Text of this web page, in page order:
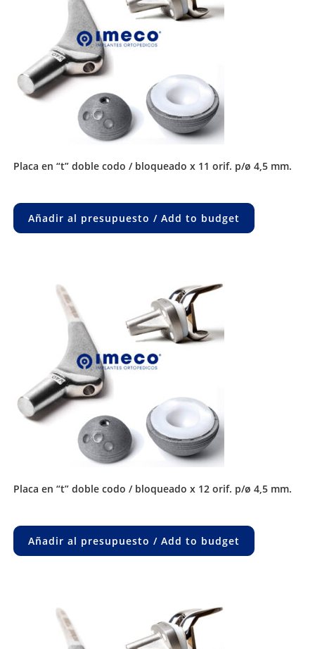
placa en “t” doble codo / bloqueado x 11 orif. p/ø 4,5 mm.
Añadir al presupuesto / Add to budget
placa en “t” doble codo / bloqueado x 12 orif. p/ø 4,5 mm.
Añadir al presupuesto / Add to budget